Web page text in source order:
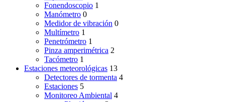
Fonendoscopio 1
Manómetro 0
Medidor de vibración 0
Multímetro 1
Penetrómetro 1
Pinza amperimétrica 2
Tacómetro 1
Estaciones meteorológicas 13
Detectores de tormenta 4
Estaciones 5
Monitoreo Ambiental 4